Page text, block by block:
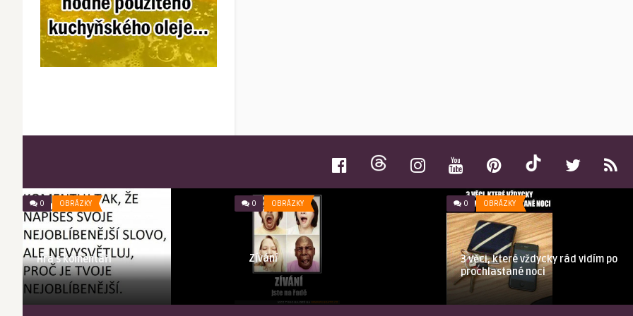
0 OBRÁZKY
Hra s komentáři
0 OBRÁZKY
Zívání
0 OBRÁZKY
3 věci, které vždycky rád vidím po
prochlastané noci